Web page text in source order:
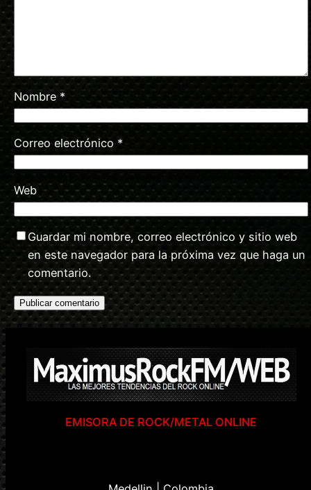
Nombre*
Correo electrónico *
Web
Guardar mi nombre, correo electrónico y sitio web
en este navegador para la próxima vez que haga un
comentario.
EMISORA DE ROCK/METAL ONLINE